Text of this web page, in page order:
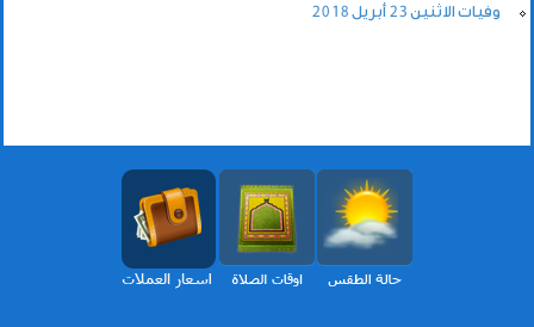
وفيات الاثنين 23 أبريل 2018